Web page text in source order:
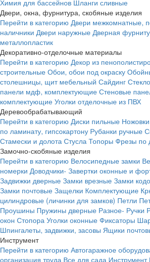
Химия для бассейнов Шланги сливные
Двери, окна, фурнитура, скобяные изделия
Перейти в категорию Двери межкомнатные,
наличники Двери наружные Дверная
металлопластик
Декоративно-отделочные материалы
Перейти в категорию Декор из
строительные Обои, обои под окраску
столешницы, щит мебельный Сайдинг
панели мдф, комплектующие Стеновые
комплектующие Уголки отделочные из ПВХ
Деревообрабатывающий
Перейти в категорию Диски пильные
по ламинату, гипсокартону Рубанки ручные
Стамески и долота Стусла Топоры Фрезы по
Замочно-скобяные изделия
Перейти в категорию Велосипедные замки
номерки Доводчики- Завертки оконные и
Задвижки дверные Замки врезные Замки
Замки почтовые Защелки Комплектующие
цилиндровые (личинки для замков) Петли
Проушины Пружины дверные Разное- Ручки
окон Стопора Уголки оконные Фиксаторы
Шпингалеты, задвижки, засовы Ящики
Инструмент
Перейти в категорию Автогаражное
организация труда Все для сада Инструмент